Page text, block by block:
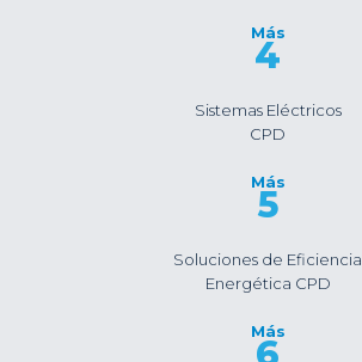
Más
4
Sistemas Eléctricos
CPD
Más
5
Soluciones de Eficiencia
Energética CPD
Más